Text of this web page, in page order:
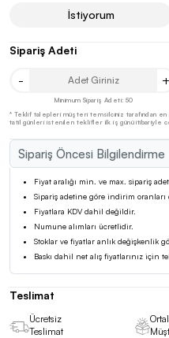
Sipariş Öncesi Bilgilendirme
Fiyat aralığı min. ve max. sipariş
Sipariş adetine göre indirim oranları
Fiyatlara KDV dahil değildir.
Numune alımları ücretlidir.
Stoklar ve fiyatlar anlık değişkenlik
Baskı dahil net alış fiyatlarınız için
İstiyorum
Sipariş Adeti
- +
Minimum Sipariş Adeti: 50
* Teklif talepleri müşteri temsilciniz tarafından
tatil günleri istenilen teklifler ilk iş günü itibariyle
Teslimat
Ücretsiz
Teslimat